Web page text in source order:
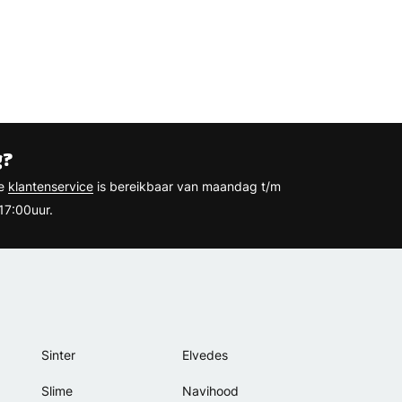
klantenservice is bereikbaar van maandag t/m
Sinter
Slime
Elvedes
Navihood